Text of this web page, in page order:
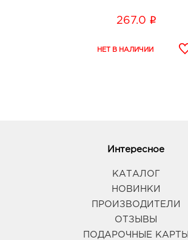
267.0 i
Интересное
КАТАЛОГ
НОВИНКИ
ПРОИЗВОДИТЕЛИ
ОТЗЫВЫ
ПОДАРОЧНЫЕ КАРТЫ